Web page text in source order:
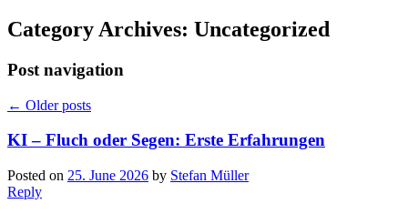
Category Archives: Uncategorized
Post navigation
← Older posts
KI – Fluch oder Segen: Erste Erfahrungen
Posted on 25. June 2026 by Stefan Müller
Reply